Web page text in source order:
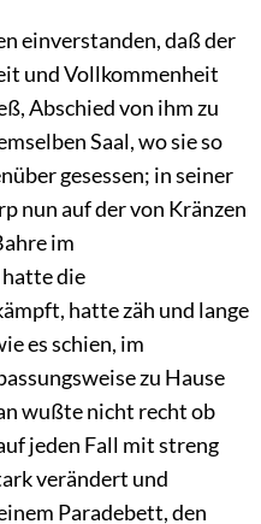
einverstanden, daß der
und Vollkommenheit
Abschied von ihm zu
Saal, wo sie so
gesessen; in seiner
nun auf der von Kränzen
im
hatte die
hatte zäh und lange
es schien, im
zu Hause
wußte nicht recht ob
jeden Fall mit streng
verändert und
Paradebett, den